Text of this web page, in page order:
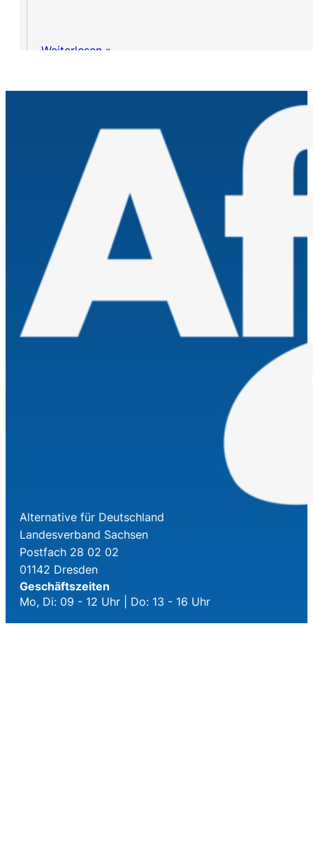
Weiterlesen »
Alternative für Deutschland
Landesverband Sachsen
Postfach 28 02 02
01142 Dresden
Geschäftszeiten
Mo, Di: 09 - 12 Uhr | Do: 13 - 16 Uhr